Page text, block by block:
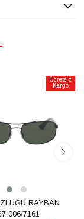
Ücretsiz
Kargo
RAYBAN
006/7161